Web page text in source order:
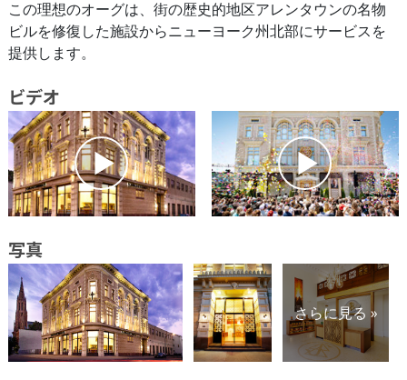
この理想のオーグは、街の歴史的地区アレンタウンの名物
ビルを修復した施設からニューヨーク州北部にサービスを
提供します。
ビデオ
写真
さらに見る »